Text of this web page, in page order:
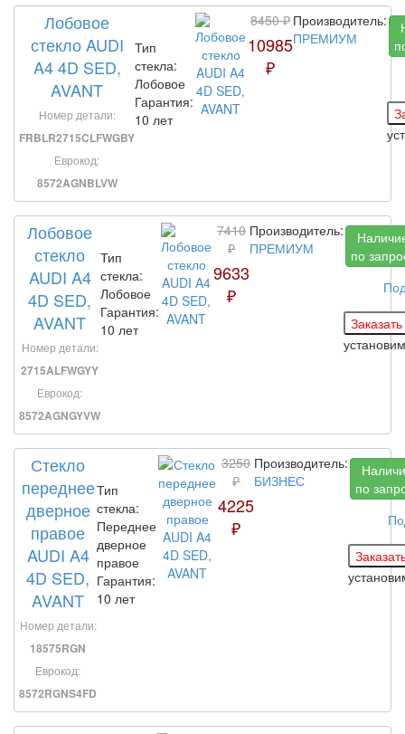
Лобовое
стекло AUDI
A4 4D SED,
AVANT
Номер детали:
FRBLR2715CLFWGBY
Еврокод:
8572AGNBLVW
Тип
стекла:
Лобовое
Гарантия:
10 лет
8450 ₽
10985
₽
Производитель:
ПРЕМИУМ
Лобовое
стекло
AUDI A4
4D SED,
AVANT
Номер детали:
2715ALFWGYY
Еврокод:
8572AGNGYVW
Тип
стекла:
Лобовое
Гарантия:
10 лет
7410
₽
9633
₽
Производитель:
ПРЕМИУМ
по
Стекло
переднее
дверное
правое
AUDI A4
4D SED,
AVANT
Номер детали:
18575RGN
Еврокод:
8572RGNS4FD
Тип
стекла:
Переднее
дверное
правое
Гарантия:
10 лет
3250
₽
4225
₽
Производитель:
БИЗНЕС
по